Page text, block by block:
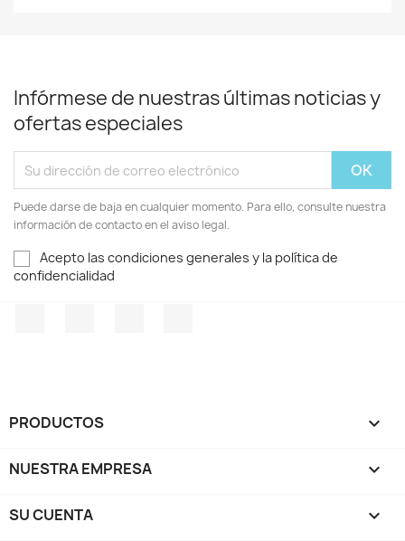
Infórmese de nuestras últimas noticias y
ofertas especiales
Puede darse de baja en cualquier momento. Para ello, consulte nuestra
información de contacto en el aviso legal.
Acepto las condiciones generales y la política de
confidencialidad
PRODUCTOS 
NUESTRA EMPRESA 
SU CUENTA 